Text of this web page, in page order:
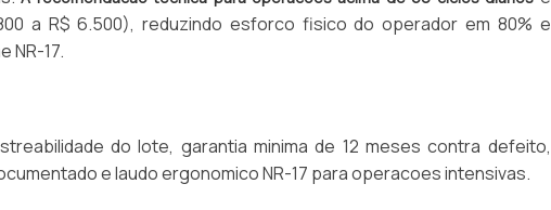
a R$ 6.500), reduzindo esforco fisico do operador em 80% e
NR-17.
do lote, garantia minima de 12 meses contra defeito,
e laudo ergonomico NR-17 para operacoes intensivas.